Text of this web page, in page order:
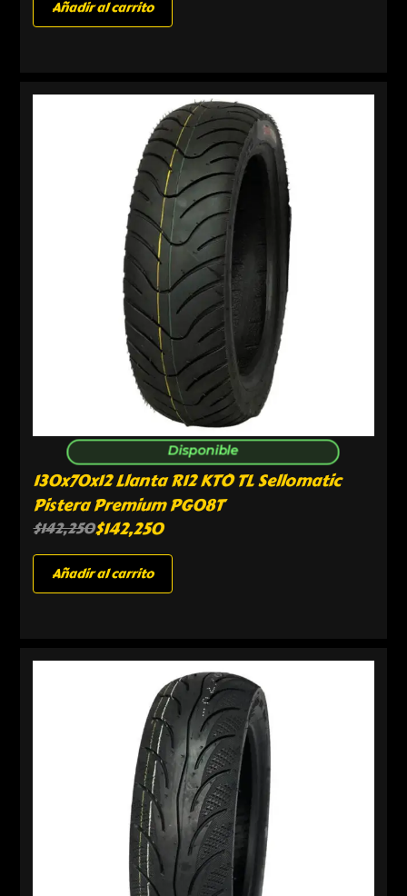
Añadir al carrito
Disponible
130x70x12 Llanta R12 KTO TL Sellomatic
Pistera Premium PG08T
$142,250$142,250
Añadir al carrito